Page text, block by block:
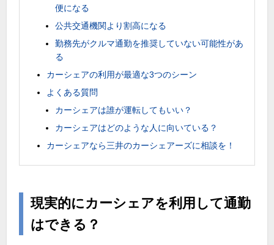
便になる
公共交通機関より割高になる
勤務先がクルマ通勤を推奨していない可能性があ
る
カーシェアの利用が最適な3つのシーン
よくある質問
カーシェアは誰が運転してもいい？
カーシェアはどのような人に向いている？
カーシェアなら三井のカーシェアーズに相談を！
現実的にカーシェアを利用して通勤
はできる？